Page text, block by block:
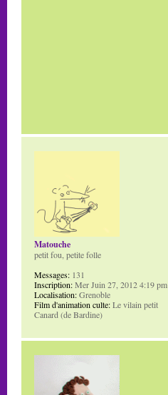
Matouche
petit fou, petite folle
Messages: 131
Inscription:Mer Juin 27, 2012 4:19 pm
Localisation:Grenoble
Film d'animation culte:Le vilain petit
Canard (de Bardine)